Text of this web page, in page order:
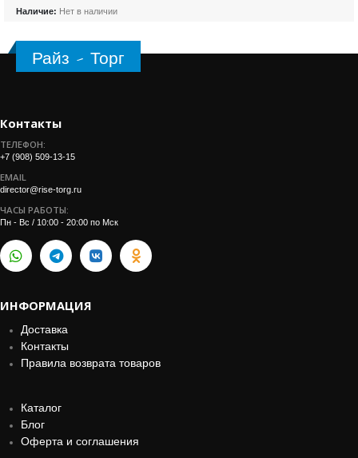
Наличие: Нет в наличии
Райз - Торг
Контакты
ТЕЛЕФОН:
+7 (908) 509-13-15
EMAIL
director@rise-torg.ru
ЧАСЫ РАБОТЫ:
Пн - Вс / 10:00 - 20:00 по Мск
ИНФОРМАЦИЯ
Доставка
Контакты
Правила возврата товаров
Каталог
Блог
Оферта и соглашения